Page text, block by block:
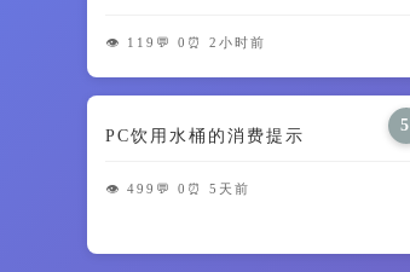
👁️ 119 💬 0 ⏰ 2小时前
5
PC饮用水桶的消费提示
👁️ 499 💬 0 ⏰ 5天前